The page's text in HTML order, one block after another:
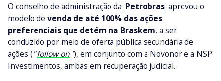
O conselho de administração da Petrobras aprovou o
modelo de venda de até 100% das ações
preferenciais que detém na Braskem, a ser
conduzido por meio de oferta pública secundária de
ações (" follow on "), em conjunto com a Novonor e a NSP
Investimentos, ambas em recuperação judicial.